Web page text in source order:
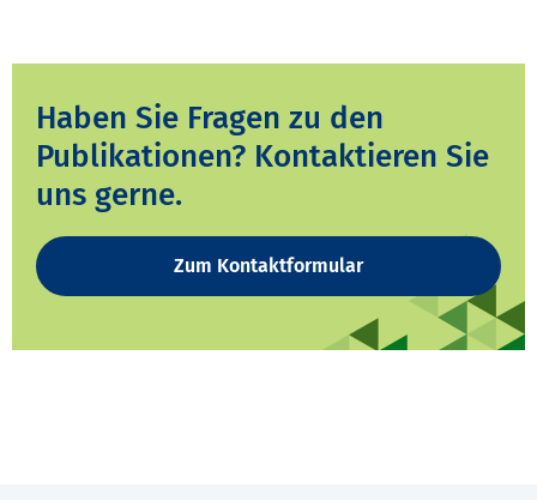
Haben Sie Fragen zu den
Publikationen? Kontaktieren Sie
uns gerne.
Zum Kontaktformular